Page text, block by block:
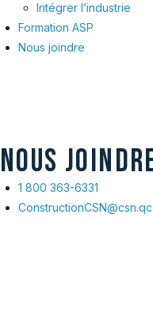
Intégrer l’industrie
Formation ASP
Nous joindre
NOUS
1 800 363-6331